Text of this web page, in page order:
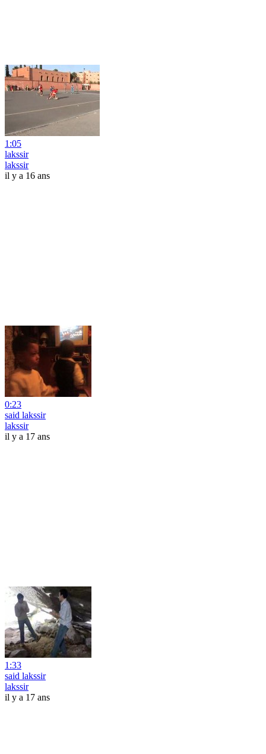
1:05
lakssir
lakssir
il y a 16 ans
0:23
said lakssir
lakssir
il y a 17 ans
1:33
said lakssir
lakssir
il y a 17 ans